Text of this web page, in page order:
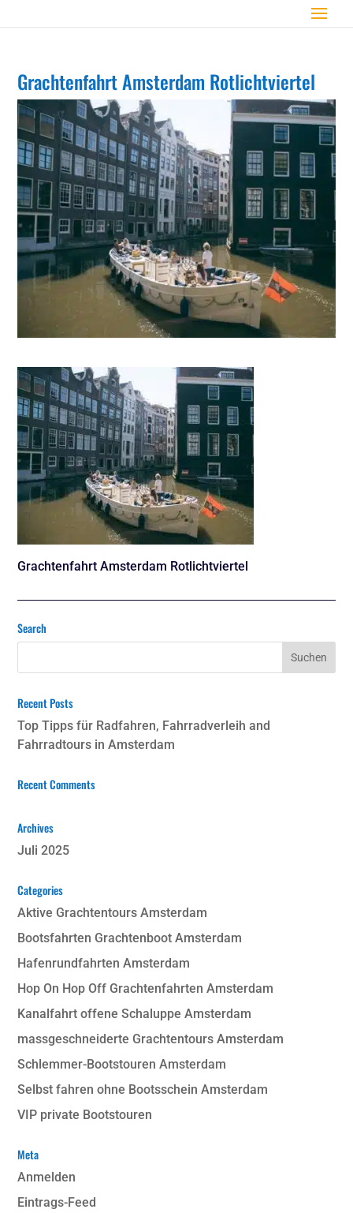
Grachtenfahrt Amsterdam Rotlichtviertel
Grachtenfahrt Amsterdam Rotlichtviertel
Search
Recent Posts
Top Tipps für Radfahren, Fahrradverleih and
Fahrradtours in Amsterdam
Recent Comments
Archives
Juli 2025
Categories
Aktive Grachtentours Amsterdam
Bootsfahrten Grachtenboot Amsterdam
Hafenrundfahrten Amsterdam
Hop On Hop Off Grachtenfahrten Amsterdam
Kanalfahrt offene Schaluppe Amsterdam
massgeschneiderte Grachtentours Amsterdam
Schlemmer-Bootstouren Amsterdam
Selbst fahren ohne Bootsschein Amsterdam
VIP private Bootstouren
Meta
Anmelden
Eintrags-Feed